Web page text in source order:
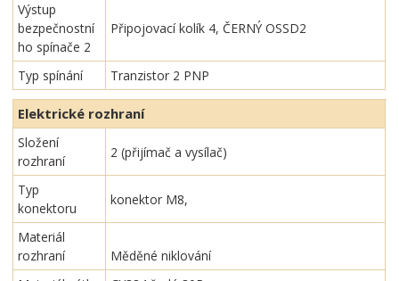
Výstup
bezpečnostní
ho spínače 2
Připojovací kolík 4, ČERNÝ OSSD2
Typ spínání Tranzistor 2 PNP
Elektrické rozhraní
Složení
rozhraní
2 (přijímač a vysílač)
Typ
konektoru
konektor M8,
Materiál
rozhraní
Měděné niklování